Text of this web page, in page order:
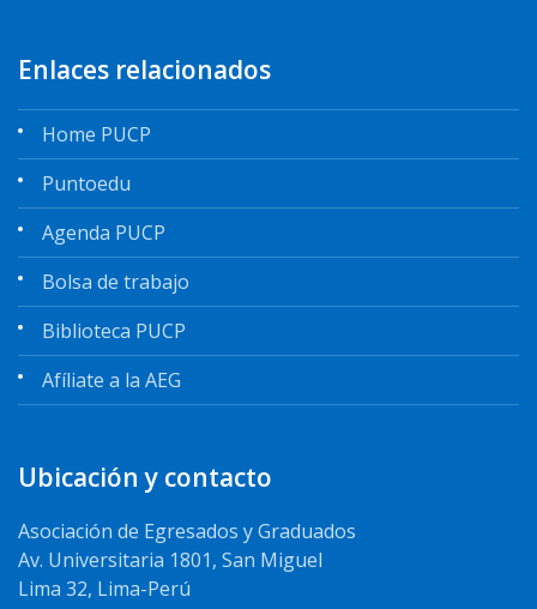
Enlaces relacionados
Home PUCP
Puntoedu
Agenda PUCP
Bolsa de trabajo
Biblioteca PUCP
Afíliate a la AEG
Ubicación y contacto
Asociación de Egresados y Graduados
Av. Universitaria 1801, San Miguel
Lima 32, Lima-Perú